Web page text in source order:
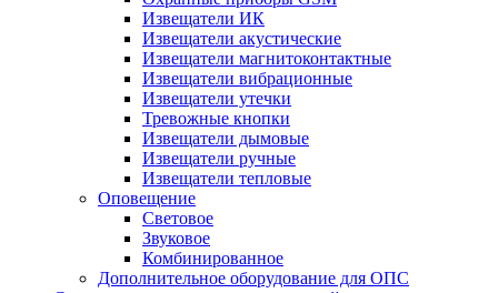
Извещатели ИК
Извещатели акустические
Извещатели магнитоконтактные
Извещатели вибрационные
Извещатели утечки
Тревожные кнопки
Извещатели дымовые
Извещатели ручные
Извещатели тепловые
Оповещение
Световое
Звуковое
Комбинированное
Дополнительное оборудование для ОПС